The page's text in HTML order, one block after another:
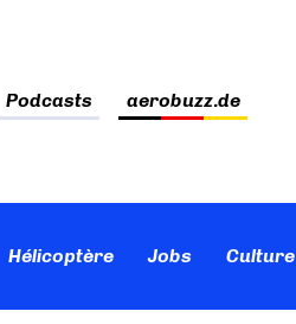
Podcasts aerobuzz.de
Hélicoptère Jobs